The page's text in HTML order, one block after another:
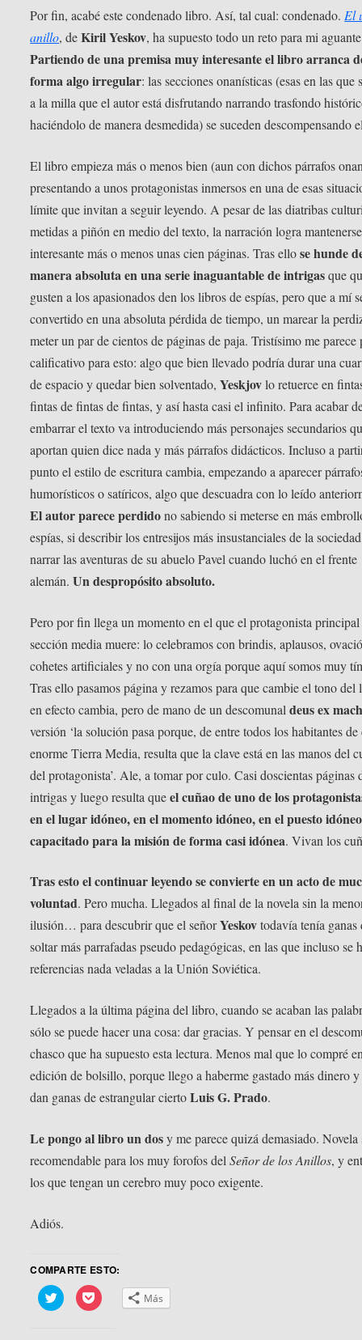
Por fin, acabé este condenado libro. Así, tal cual: condenado. El
anillo, deKiril Yeskov, ha supuesto todo un reto para mi
Partiendo de una premisa muy interesante el libro arranca
forma algo irregular: las secciones onanísticas (esas en las que
a la milla que el autor está disfrutando narrando trasfondo
haciéndolo de manera desmedida) se suceden descompensando
El libro empieza más o menos bien (aun con dichos párrafos
presentando a unos protagonistas inmersos en una de esas
límite que invitan a seguir leyendo. A pesar de las diatribas
metidas a piñón en medio del texto, la narración logra mantenerse
interesante más o menos unas cien páginas. Tras ellose hunde
manera absoluta en una serie inaguantable de intrigasque
gusten a los apasionados den los libros de espías, pero que a mí
convertido en una absoluta pérdida de tiempo, un marear la
meter un par de cientos de páginas de paja. Tristísimo me parece
calificativo para esto: algo que bien llevado podría durar una
de espacio y quedar bien solventado,Yeskjovlo retuerce en
fintas de fintas de fintas, y así hasta casi el infinito. Para acabar
embarrar el texto va introduciendo más personajes secundarios
aportan quien dice nada y más párrafos didácticos. Incluso a
punto el estilo de escritura cambia, empezando a aparecer
humorísticos o satíricos, algo que descuadra con lo leído
El autor parece perdidono sabiendo si meterse en más
espías, si describir los entresijos más insustanciales de la
narrar las aventuras de su abuelo Pavel cuando luchó en el frente
alemán.Un despropósito absoluto.
Pero por fin llega un momento en el que el protagonista principal
sección media muere: lo celebramos con brindis, aplausos,
cohetes artificiales y no con una orgía porque aquí somos muy
Tras ello pasamos página y rezamos para que cambie el tono
en efecto cambia, pero de mano de un descomunaldeus ex
versión ‘la solución pasa porque, de entre todos los habitantes de
enorme Tierra Media, resulta que la clave está en las manos del
del protagonista’. Ale, a tomar por culo. Casi doscientas páginas
intrigas y luego resulta queel cuñao de uno de los
en el lugar idóneo, en el momento idóneo, en el puesto
capacitado para la misión de forma casi idónea. Vivan los
Tras esto el continuar leyendo se convierte en un acto de
voluntad. Pero mucha. Llegados al final de la novela sin la
ilusión… para descubrir que el señorYeskovtodavía tenía ganas
soltar más parrafadas pseudo pedagógicas, en las que incluso se
referencias nada veladas a la Unión Soviética.
Llegados a la última página del libro, cuando se acaban las
sólo se puede hacer una cosa: dar gracias. Y pensar en el
chasco que ha supuesto esta lectura. Menos mal que lo compré
edición de bolsillo, porque llego a haberme gastado más dinero
dan ganas de estrangular ciertoLuis G. Prado.
Le pongo al libro un dosy me parece quizá demasiado. Novela
recomendable para los muy forofos delSeñor de los Anillos, y
los que tengan un cerebro muy poco exigente.
Adiós.
COMPARTE ESTO:
Haz
clic
Haz
clic Más